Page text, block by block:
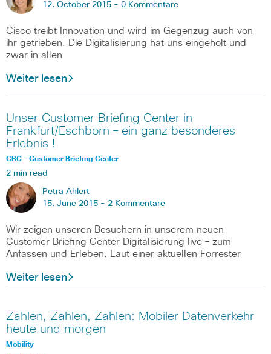
12. October 2015 - 0 Kommentare
Cisco treibt Innovation und wird im Gegenzug auch von
ihr getrieben. Die Digitalisierung hat uns eingeholt und
zwar in allen
Weiter lesen
Unser Customer Briefing Center in
Frankfurt/Eschborn – ein ganz besonderes
Erlebnis !
CBC - Customer Briefing Center
2 min read
Petra Ahlert
15. June 2015 - 2 Kommentare
Wir zeigen unseren Besuchern in unserem neuen
Customer Briefing Center Digitalisierung live – zum
Anfassen und Erleben. Laut einer aktuellen Forrester
Weiter lesen
Zahlen, Zahlen, Zahlen: Mobiler Datenverkehr
heute und morgen
Mobility